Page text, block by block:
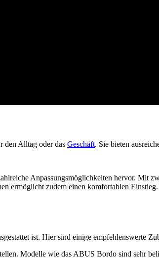
den Alltag oder das Geschäft. Sie bieten
Anpassungsmöglichkeiten hervor. Mit
ermöglicht zudem einen komfortablen
ist. Hier sind einige empfehlenswerte
Modelle wie das ABUS Bordo sind sehr